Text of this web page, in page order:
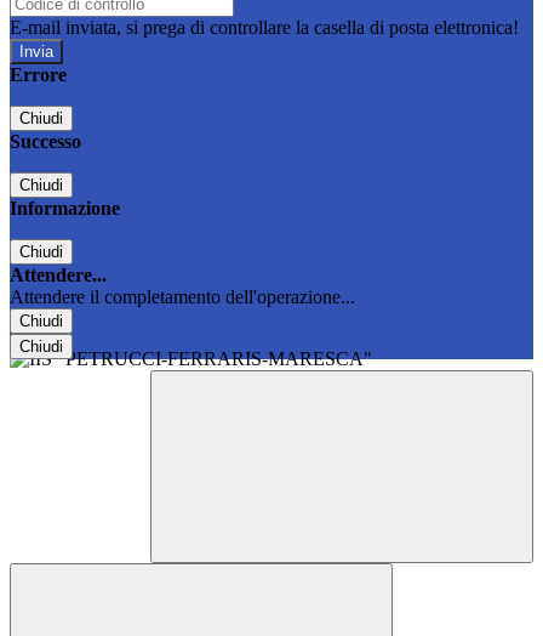
E-mail inviata, si prega di controllare la casella di posta elettronica!
Errore
Chiudi
Successo
Chiudi
Informazione
Chiudi
Attendere...
Attendere il completamento dell'operazione...
Chiudi
Chiudi